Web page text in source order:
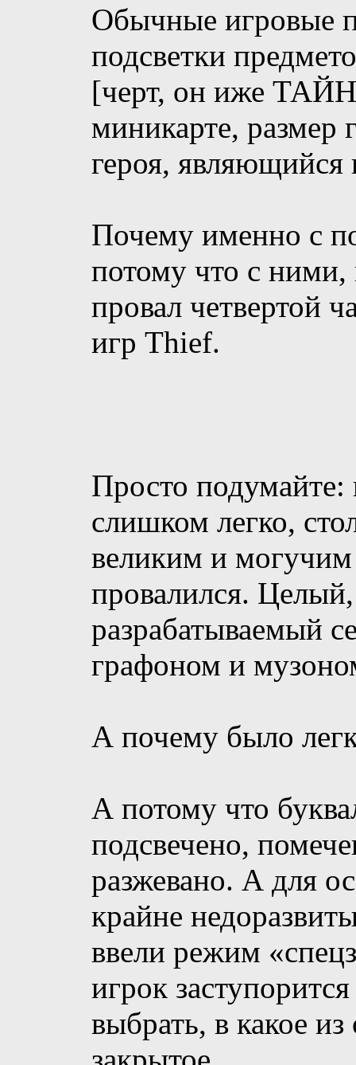
Обычные игровые
подсветки
[черт, он иже
миникарте, размер
героя,
Почему именно с
потому что с ними,
провал четвертой
игр Thief.
Просто подумайте:
слишком легко,
великим и
провалился.
разрабатываемый
графоном и
А почему было
А потому что
подсвечено,
разжевано. А для
крайне
ввели режим
игрок
выбрать, в какое